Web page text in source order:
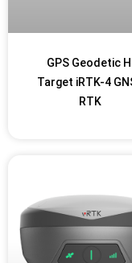
GPS Geodetic
Target iRTK-4
RTK